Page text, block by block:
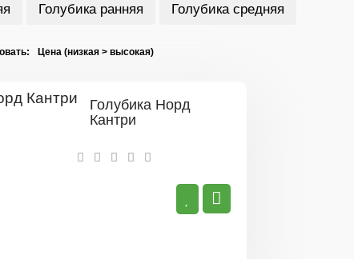
Голубика ранняя Голубика средняя
Голубика Норд
Кантри